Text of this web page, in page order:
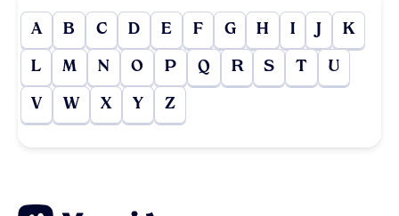
A B C D E F G H I J K
L M N O P Q R S T U
V W X Y Z